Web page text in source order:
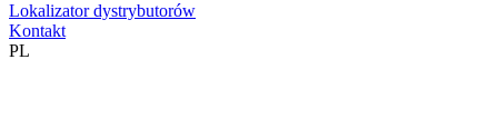
Lokalizator dystrybutorów
Kontakt
PL